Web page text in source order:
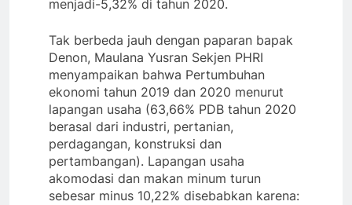
menjadi-5,32% di tahun 2020.
Tak berbeda jauh dengan paparan bapak
Denon, Maulana Yusran Sekjen PHRI
menyampaikan bahwa Pertumbuhan
ekonomi tahun 2019 dan 2020 menurut
lapangan usaha (63,66% PDB tahun 2020
berasal dari industri, pertanian,
perdagangan, konstruksi dan
pertambangan). Lapangan usaha
akomodasi dan makan minum turun
sebesar minus 10,22% disebabkan karena: